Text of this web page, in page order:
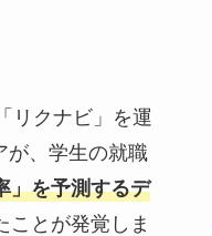
リクナビ」を運
が、学生の就職
」を予測するデ
ことが発覚しま